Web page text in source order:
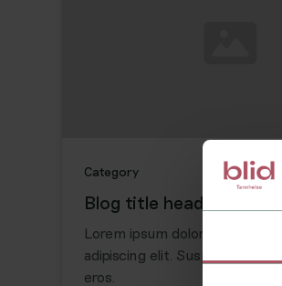
Category
Blog title heading will go
Lorem ipsum dolor sit amet,
adipiscing elit. Suspendisse
eros.